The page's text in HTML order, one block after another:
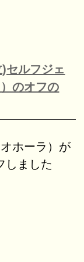
セルフジェ
のオフの
ホーラ）が
しました